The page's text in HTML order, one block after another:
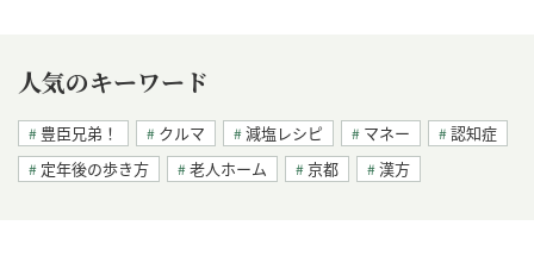
人気のキーワード
豊臣兄弟！ クルマ 減塩レシピ マネー
認知症
定年後の歩き方
老人ホーム 京都 漢方